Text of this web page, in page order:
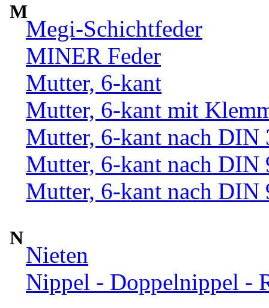
M
Megi-Schichtfeder
MINER Feder
Mutter, 6-kant
Mutter, 6-kant mit
Mutter, 6-kant nach DIN
Mutter, 6-kant nach DIN
Mutter, 6-kant nach DIN
N
Nieten
Nippel - Doppelnippel -